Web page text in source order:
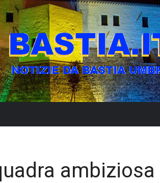
ambiziosa